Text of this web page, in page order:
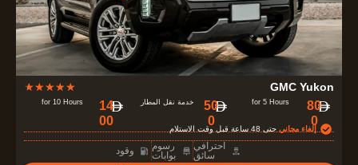
5
GMC Yukon
★
★
★
★
★
e
80
0
for 5 Hours
50
0
خدمة نقل المطار
14
00
for 10 Hours
إلغاء مجانيحتى 48 ساعة قبل وقت الاستلام
احترافي
سائق
رسوم
بوابات
وقود